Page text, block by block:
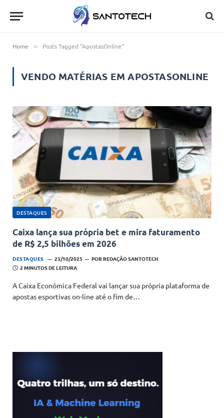
Home » Posts Tagged "ApostasOnline"
VENDO MATÉRIAS EMAPOSTASONLINE
DESTAQUES
Caixa lança sua própria bet e mira faturamento
de R$ 2,5 bilhões em 2026
DESTAQUES 23/10/2025 POR REDAÇÃO SANTOTECH
2 MINUTOS DE LEITURA
A Caixa Econômica Federal vai lançar sua própria plataforma de
apostas esportivas on-line até o fim de…